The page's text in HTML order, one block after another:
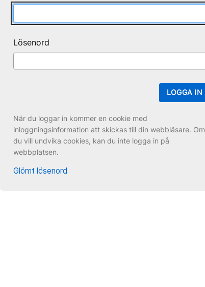
Lösenord
LOGGA IN
När du loggar in kommer en cookie med
inloggningsinformation att skickas till din webbläsare. Om
du vill undvika cookies, kan du inte logga in på
webbplatsen.
Glömt lösenord